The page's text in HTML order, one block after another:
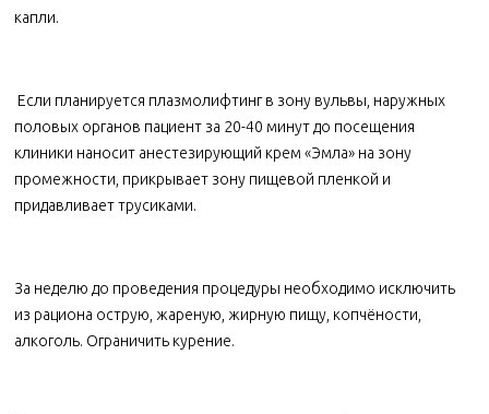
капли.
Если планируется плазмолифтинг в зону вульвы, наружных
половых органов пациент за 20-40 минут до посещения
клиники наносит анестезирующий крем «Эмла» на зону
промежности, прикрывает зону пищевой пленкой и
придавливает трусиками.
За неделю до проведения процедуры необходимо исключить
из рациона острую, жареную, жирную пищу, копчёности,
алкоголь. Ограничить курение.